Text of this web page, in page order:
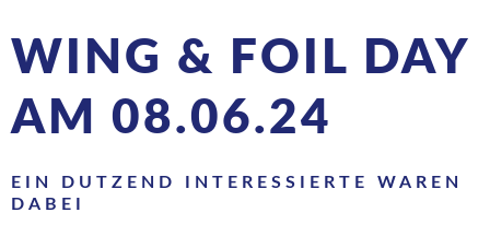
WING & FOIL DAY
AM 08.06.24
EIN DUTZEND INTERESSIERTE WAREN
DABEI